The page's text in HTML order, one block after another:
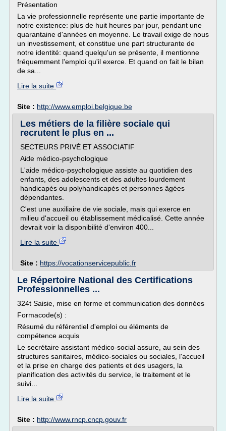
Présentation
La vie professionnelle représente une partie importante de
notre existence: plus de huit heures par jour, pendant une
quarantaine d'années en moyenne. Le travail exige de nous
un investissement, et constitue une part structurante de
notre identité: quand quelqu'un se présente, il mentionne
fréquemment l'emploi qu'il exerce. Et quand on fait le bilan
de sa...
Lire la suite
Site : http://www.emploi.belgique.be
Les métiers de la filière sociale qui
recrutent le plus en ...
SECTEURS PRIVÉ ET ASSOCIATIF
Aide médico-psychologique
L'aide médico-psychologique assiste au quotidien des
enfants, des adolescents et des adultes lourdement
handicapés ou polyhandicapés et personnes âgées
dépendantes.
C'est une auxiliaire de vie sociale, mais qui exerce en
milieu d'accueil ou établissement médicalisé. Cette année
devrait voir la disponibilité d'environ 400...
Lire la suite
Site : https://vocationservicepublic.fr
Le Répertoire National des Certifications
Professionnelles ...
324t Saisie, mise en forme et communication des données
Formacode(s) :
Résumé du référentiel d'emploi ou éléments de
compétence acquis
Le secrétaire assistant médico-social assure, au sein des
structures sanitaires, médico-sociales ou sociales, l'accueil
et la prise en charge des patients et des usagers, la
planification des activités du service, le traitement et le
suivi...
Lire la suite
Site : http://www.rncp.cncp.gouv.fr